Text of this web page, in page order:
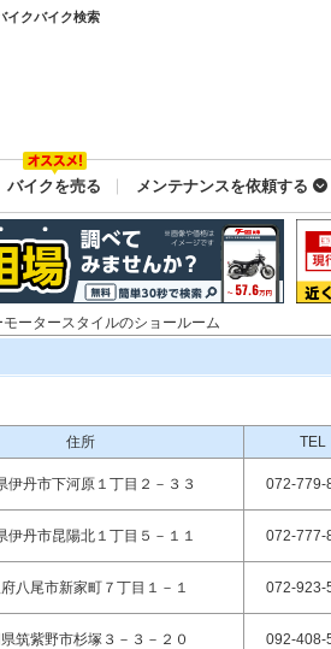
イクバイク検索
バイクを売る メンテナンスを依頼する
ータースタイルのショールーム
住所 TEL
伊丹市下河原１丁目２－３３ 072-779-
伊丹市昆陽北１丁目５－１１ 072-777-
八尾市新家町７丁目１－１ 072-923-
筑紫野市杉塚３－３－２０ 092-408-